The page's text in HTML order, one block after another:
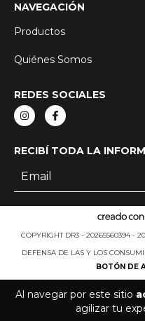
Al navegar por este sitio
agilizar tu
NAVEGACIÓN
Productos
Quiénes Somos
REDES SOCIALES
RECIBÍ TODA LA
COPYRIGHT DR3 - 20265560394 -
DEFENSA DE LAS Y LOS
BOTÓN DE